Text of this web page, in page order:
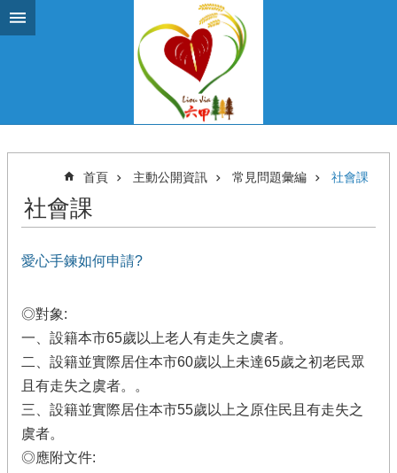
跳到主要內容區塊
首頁 主動公開資訊 常見問題彙編 社會課
社會課
愛心手鍊如何申請?
◎對象:
一、設籍本市65歲以上老人有走失之虞者。
二、設籍並實際居住本市60歲以上未達65歲之初老民眾
且有走失之虞者。。
三、設籍並實際居住本市55歲以上之原住民且有走失之
虞者。
◎應附文件: